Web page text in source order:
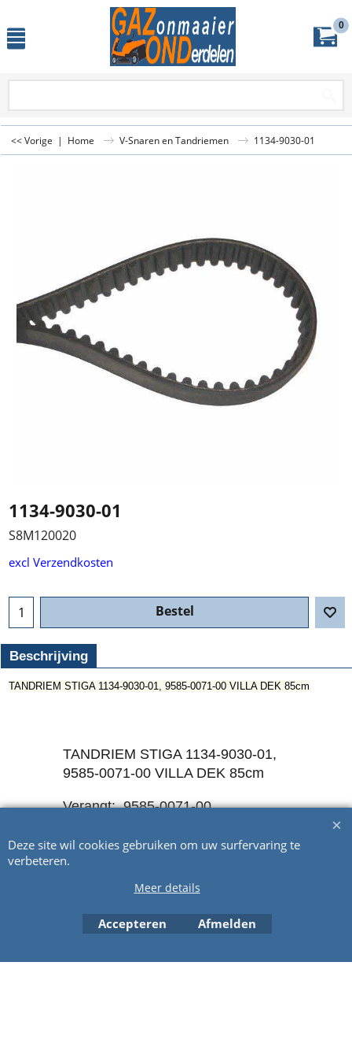
0
<< Vorige | Home V-Snaren en Tandriemen 1134-9030-01
1134-9030-01
S8M120020
excl Verzendkosten
Bestel
Beschrijving
TANDRIEM STIGA 1134-9030-01, 9585-0071-00 VILLA DEK 85cm
TANDRIEM STIGA 1134-9030-01,
9585-0071-00 VILLA DEK 85cm
Verangt: 9585-0071-00
150 Tanden
Deze site wil cookies gebruiken om uw surfervaring te
verbeteren.
Meer details
Accepteren Afmelden